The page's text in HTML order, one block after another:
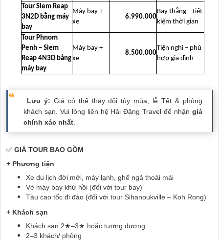
Tour Siem Reap
3N2D bằng máy
bay
Máy bay +
xe
6.990.000
Bay thẳng – tiết
kiệm thời gian
Tour Phnom
Penh – Siem
Reap 4N3D bằng
máy bay
Máy bay +
xe
8.500.000
Tiện nghi – phù
hợp gia đình
Lưu ý: Giá có thể thay đổi tùy mùa, lễ Tết & phòng
khách sạn. Vui lòng liên hệ Hải Đăng Travel để nhận giá
chính xác nhất
✅ GIÁ TOUR BAO GỒM
+ Phương tiện
Xe du lịch đời mới, máy lạnh, ghế ngả thoải mái
Vé máy bay khứ hồi (đối với tour bay)
Tàu cao tốc đi đảo (đối với tour Sihanoukville – Koh Rong)
+ Khách sạn
Khách sạn 2★–3★ hoặc tương đương
2–3 khách/ phòng